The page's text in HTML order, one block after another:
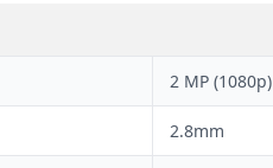
2 MP (1080p)
2.8mm